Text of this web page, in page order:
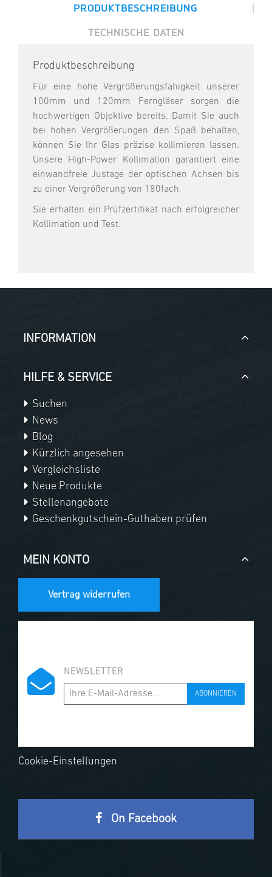
PRODUKTBESCHREIBUNG |
TECHNISCHE DATEN
Produktbeschreibung
Für eine hohe Vergrößerungsfähigkeit unserer
100mm und 120mm Ferngläser sorgen die
hochwertigen Objektive bereits. Damit Sie auch
bei hohen Vergrößerungen den Spaß behalten,
können Sie Ihr Glas präzise kollimieren lassen.
Unsere High-Power Kollimation garantiert eine
einwandfreie Justage der optischen Achsen bis
zu einer Vergrößerung von 180fach.
Sie erhalten ein Prüfzertifikat nach erfolgreicher
Kollimation und Test.
INFORMATION
HILFE & SERVICE
Suchen
News
Blog
Kürzlich angesehen
Vergleichsliste
Neue Produkte
Stellenangebote
Geschenkgutschein-Guthaben prüfen
MEIN KONTO
Vertrag widerrufen
NEWSLETTER
ABONNIEREN
Cookie-Einstellungen
On Facebook